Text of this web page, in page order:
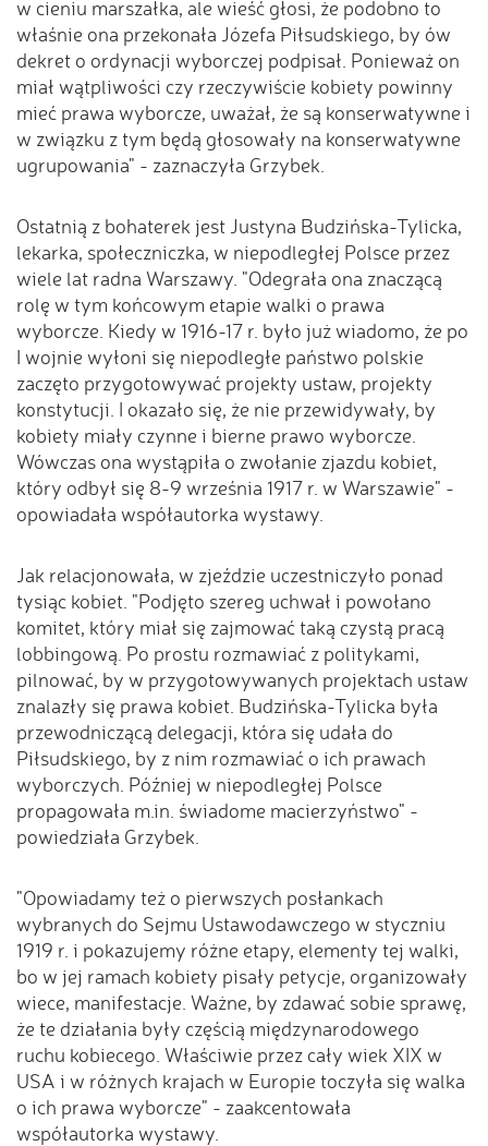
w cieniu marszałka, ale wieść głosi, że podobno to
właśnie ona przekonała Józefa Piłsudskiego, by ów
dekret o ordynacji wyborczej podpisał. Ponieważ on
miał wątpliwości czy rzeczywiście kobiety powinny
mieć prawa wyborcze, uważał, że są konserwatywne i
w związku z tym będą głosowały na konserwatywne
ugrupowania" - zaznaczyła Grzybek.
Ostatnią z bohaterek jest Justyna Budzińska-Tylicka,
lekarka, społeczniczka, w niepodległej Polsce przez
wiele lat radna Warszawy. "Odegrała ona znaczącą
rolę w tym końcowym etapie walki o prawa
wyborcze. Kiedy w 1916-17 r. było już wiadomo, że po
I wojnie wyłoni się niepodległe państwo polskie
zaczęto przygotowywać projekty ustaw, projekty
konstytucji. I okazało się, że nie przewidywały, by
kobiety miały czynne i bierne prawo wyborcze.
Wówczas ona wystąpiła o zwołanie zjazdu kobiet,
który odbył się 8-9 września 1917 r. w Warszawie" -
opowiadała współautorka wystawy.
Jak relacjonowała, w zjeździe uczestniczyło ponad
tysiąc kobiet. "Podjęto szereg uchwał i powołano
komitet, który miał się zajmować taką czystą pracą
lobbingową. Po prostu rozmawiać z politykami,
pilnować, by w przygotowywanych projektach ustaw
znalazły się prawa kobiet. Budzińska-Tylicka była
przewodniczącą delegacji, która się udała do
Piłsudskiego, by z nim rozmawiać o ich prawach
wyborczych. Później w niepodległej Polsce
propagowała m.in. świadome macierzyństwo" -
powiedziała Grzybek.
"Opowiadamy też o pierwszych posłankach
wybranych do Sejmu Ustawodawczego w styczniu
1919 r. i pokazujemy różne etapy, elementy tej walki,
bo w jej ramach kobiety pisały petycje, organizowały
wiece, manifestacje. Ważne, by zdawać sobie sprawę,
że te działania były częścią międzynarodowego
ruchu kobiecego. Właściwie przez cały wiek XIX w
USA i w różnych krajach w Europie toczyła się walka
o ich prawa wyborcze" - zaakcentowała
współautorka wystawy.